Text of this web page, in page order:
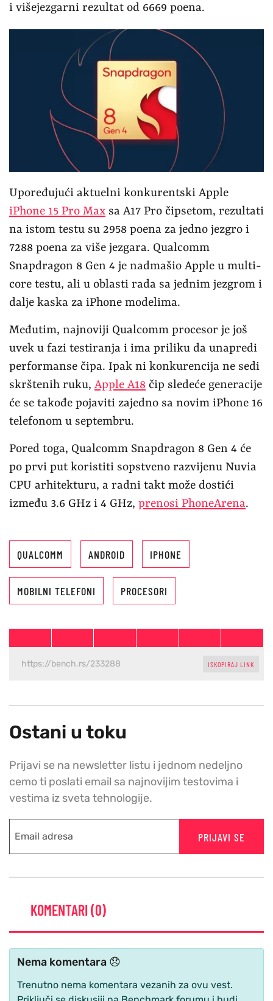
i višejezgarni rezultat od 6669 poena.
Upoređujući aktuelni konkurentski Apple
iPhone 15 Pro Max sa A17 Pro čipsetom, rezultati
na istom testu su 2958 poena za jedno jezgro i
7288 poena za više jezgara. Qualcomm
Snapdragon 8 Gen 4 je nadmašio Apple u multi-
core testu, ali u oblasti rada sa jednim jezgrom i
dalje kaska za iPhone modelima.
Međutim, najnoviji Qualcomm procesor je još
uvek u fazi testiranja i ima priliku da unapredi
performanse čipa. Ipak ni konkurencija ne sedi
skrštenih ruku, Apple A18 čip sledeće generacije
će se takođe pojaviti zajedno sa novim iPhone 16
telefonom u septembru.
Pored toga, Qualcomm Snapdragon 8 Gen 4 će
po prvi put koristiti sopstveno razvijenu Nuvia
CPU arhitekturu, a radni takt može dostići
između 3.6 GHz i 4 GHz, prenosi PhoneArena.
QUALCOMM ANDROID IPHONE
MOBILNI TELEFONI PROCESORI
ISKOPIRAJ LINK
Ostani u toku
Prijavi se na newsletter listu i jednom nedeljno
cemo ti poslati email sa najnovijim testovima i
vestima iz sveta tehnologije.
PRIJAVI SE
KOMENTARI (0)
Nema komentara 😞
Trenutno nema komentara vezanih za ovu vest.